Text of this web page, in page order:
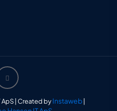
ApS | Created byInstaweb